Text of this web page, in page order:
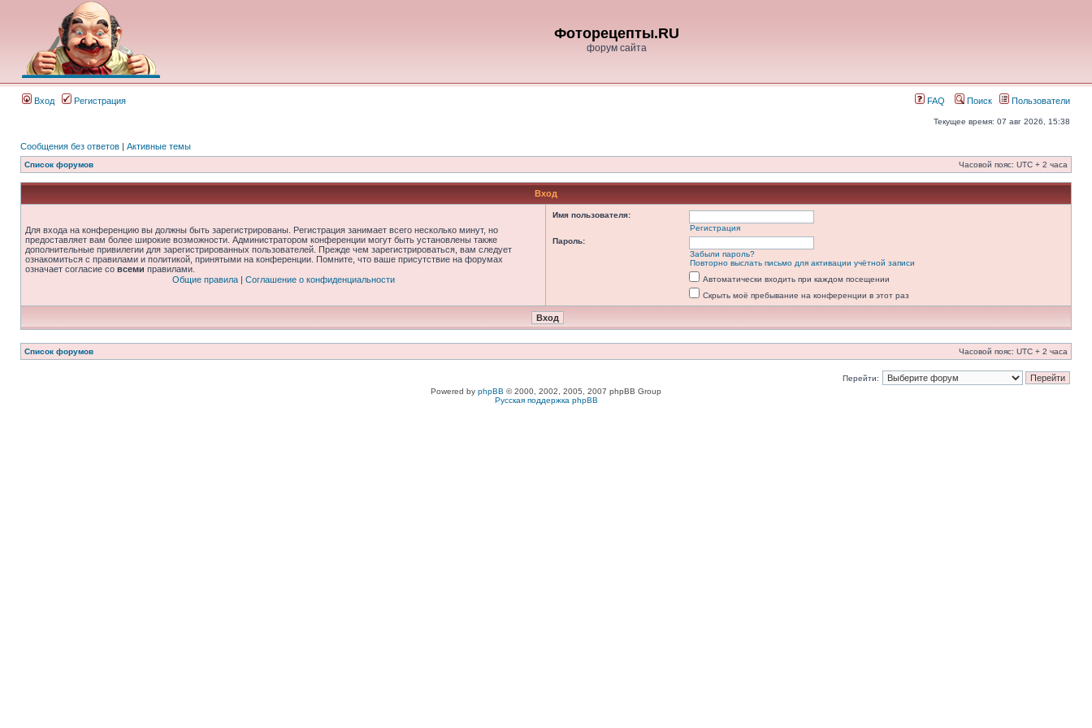
Фоторецепты.RU
форум сайта
Вход Регистрация FAQ Поиск Пользователи
Текущее время: 07 авг 2026, 15:38
Сообщения без ответов | Активные темы
Список форумов Часовой пояс: UTC + 2 часа
Вход
Для входа на конференцию вы должны быть зарегистрированы. Регистрация занимает всего несколько минут, но
предоставляет вам более широкие возможности. Администратором конференции могут быть установлены также
дополнительные привилегии для зарегистрированных пользователей. Прежде чем зарегистрироваться, вам следует
ознакомиться с правилами и политикой, принятыми на конференции. Помните, что ваше присутствие на форумах
означает согласие со всеми правилами.
Общие правила| Соглашение о конфиденциальности
Имя пользователя:
Регистрация
Пароль:
Забыли пароль?
Повторно выслать письмо для активации учётной записи
Автоматически входить при каждом посещении
Скрыть моё пребывание на конференции в этот раз
Список форумов Часовой пояс: UTC + 2 часа
Перейти:
Powered by phpBB © 2000, 2002, 2005, 2007 phpBB Group
Русская поддержка phpBB